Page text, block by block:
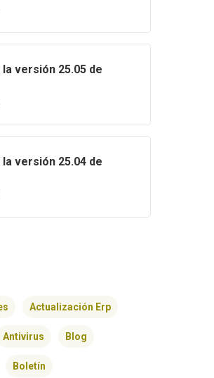
versión 25.05 de
versión 25.04 de
Actualización Erp
Antivirus Blog
Boletín